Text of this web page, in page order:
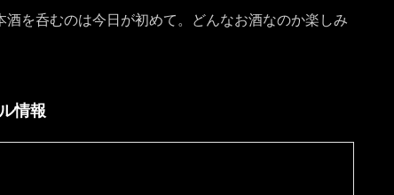
を呑むのは今日が初めて。どんなお酒なのか楽しみ
情報